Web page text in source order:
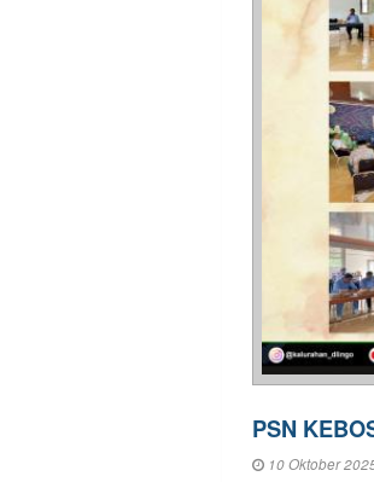
PSN
10 Oktober